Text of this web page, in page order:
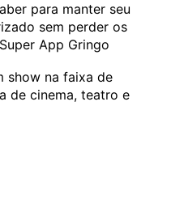
para manter seu
sem perder os
App Gringo
show na faixa de
de cinema, teatro e